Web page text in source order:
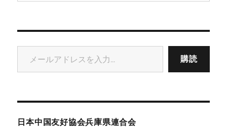
メールアドレスを入力...
購読
日本中国友好協会兵庫県連合会